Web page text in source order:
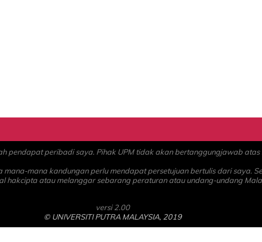
pendapat peribadi saya. Pihak UPM tidak akan bertanggungjawab
mana kandungan perlu mendapat persetujuan bertulis dari saya.
hakcipta atau melanggar sebarang peraturan atau undang-undang
versi 2.00
© UNIVERSITI PUTRA MALAYSIA, 2019